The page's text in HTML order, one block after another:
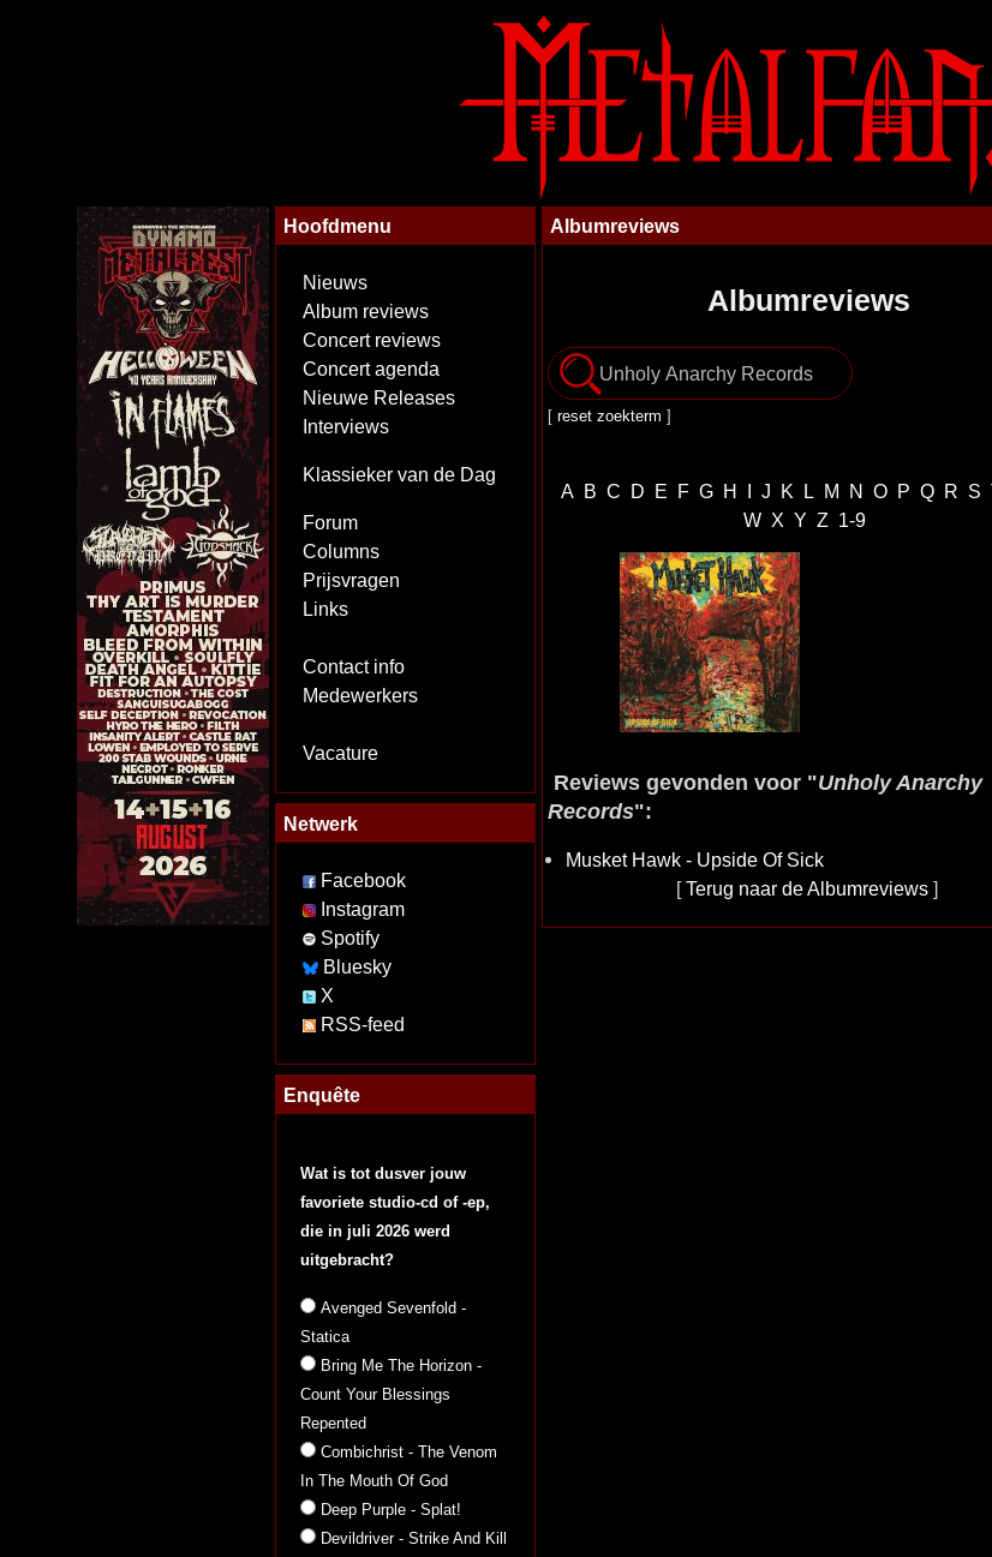
Hoofdmenu
Nieuws
Album reviews
Concert reviews
Concert agenda
Nieuwe Releases
Interviews
Klassieker van de Dag
Forum
Columns
Prijsvragen
Links
Contact info
Medewerkers
Vacature
Netwerk
Facebook
Instagram
Spotify
Bluesky
X
RSS-feed
Enquête
Wat is tot dusver jouw
favoriete studio-cd of -ep,
die in juli 2026 werd
uitgebracht?
Avenged Sevenfold -
Statica
Bring Me The Horizon -
Count Your Blessings
Repented
Combichrist - The Venom
In The Mouth Of God
Deep Purple - Splat!
Devildriver - Strike And Kill
Albumreviews
Albumreviews
[ reset zoekterm ]
A B C D E F G H I J K L M N O P Q R S
W X Y Z 1-9
Reviews gevonden voor "Unholy Anarchy
Records":
Musket Hawk - Upside Of Sick
[Terug naar de Albumreviews ]